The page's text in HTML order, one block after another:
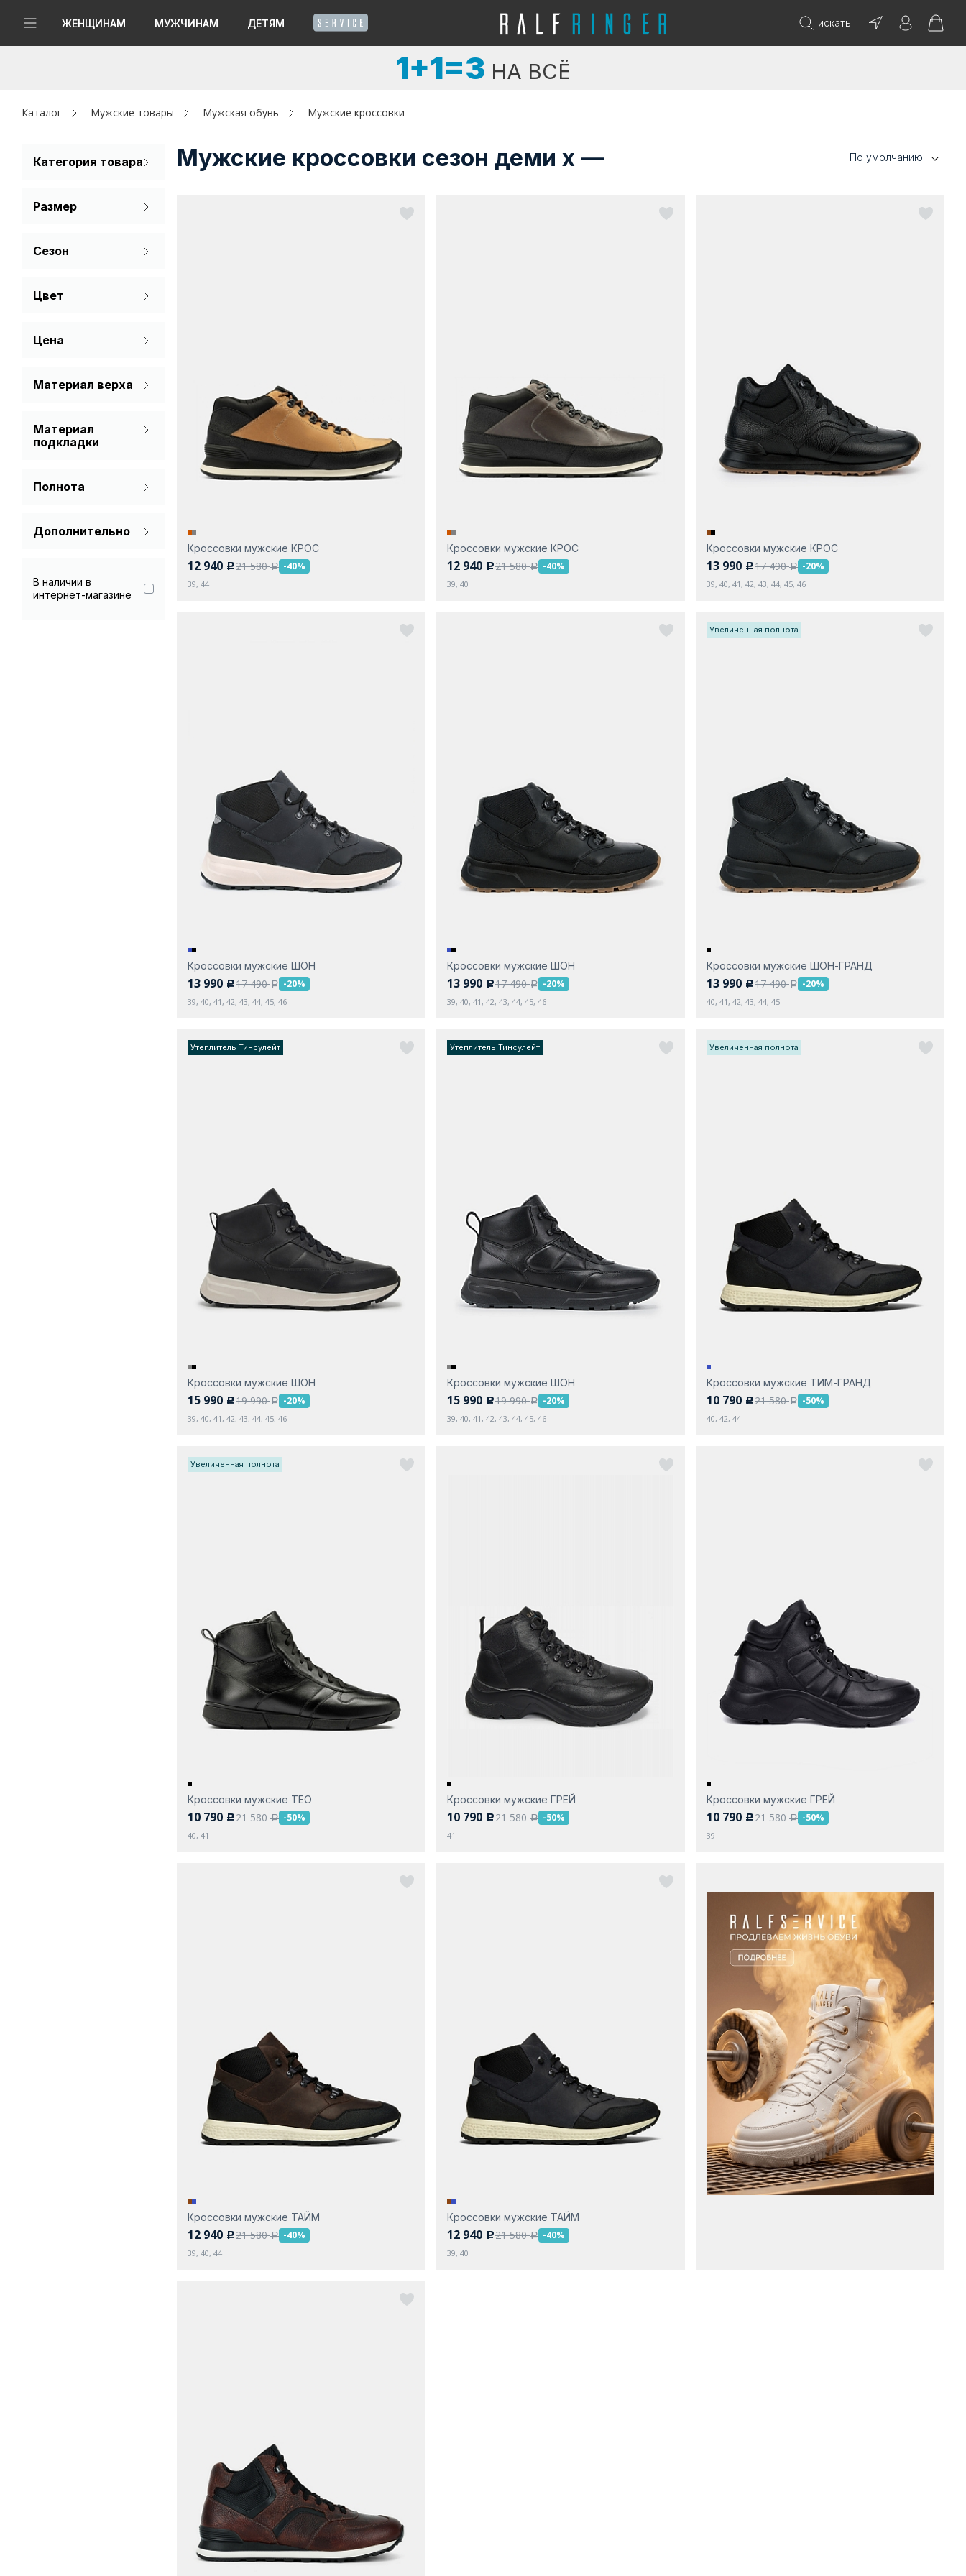
ЖЕНЩИНАМ МУЖЧИНАМ ДЕТЯМ искать
Женщинам
Капсула
Аутлет
1+1=3 НА ВСЁ
Каталог Мужские товары Мужская обувь Мужские кроссовки
Категория товара
Размер
45
Сезон
Демисезон
Цвет
Черный
Цена
Материал верха
Текстиль
Материал
подкладки
Текстиль
Полнота
Стандарт
Дополнительно
В наличии в
интернет-магазине
Мужские кроссовки сезон деми х — По умолчанию
Кроссовки мужские КРОС
12 940 c21 580a -40%
39, 44
Кроссовки мужские КРОС
12 940 c21 580a -40%
39, 40
Кроссовки мужские КРОС
13 990 c17 490a -20%
39, 40, 41, 42, 43, 44, 45, 46
Кроссовки мужские ШОН
13 990 c17 490a -20%
39, 40, 41, 42, 43, 44, 45, 46
Кроссовки мужские ШОН
13 990 c17 490a -20%
39, 40, 41, 42, 43, 44, 45, 46
Увеличенная полнота
Кроссовки мужские ШОН-ГРАНД
13 990 c17 490a -20%
40, 41, 42, 43, 44, 45
Утеплитель Тинсулейт
Кроссовки мужские ШОН
15 990 c19 990a -20%
39, 40, 41, 42, 43, 44, 45, 46
Утеплитель Тинсулейт
Кроссовки мужские ШОН
15 990 c19 990a -20%
39, 40, 41, 42, 43, 44, 45, 46
Увеличенная полнота
Кроссовки мужские ТИМ-ГРАНД
10 790 c21 580a -50%
40, 42, 44
Увеличенная полнота
Кроссовки мужские ТЕО
10 790 c21 580a -50%
40, 41
Кроссовки мужские ГРЕЙ
10 790 c21 580a -50%
41
Кроссовки мужские ГРЕЙ
10 790 c21 580a -50%
39
Кроссовки мужские ТАЙМ
12 940 c21 580a -40%
39, 40, 44
Кроссовки мужские ТАЙМ
12 940 c21 580a -40%
39, 40